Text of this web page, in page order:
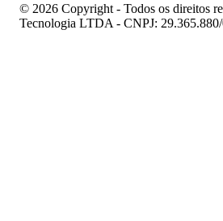
© 2026 Copyright - Todos os direitos
Tecnologia LTDA - CNPJ: 29.365.880/